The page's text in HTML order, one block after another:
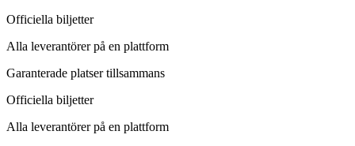
Officiella biljetter
Alla leverantörer på en plattform
Garanterade platser tillsammans
Officiella biljetter
Alla leverantörer på en plattform